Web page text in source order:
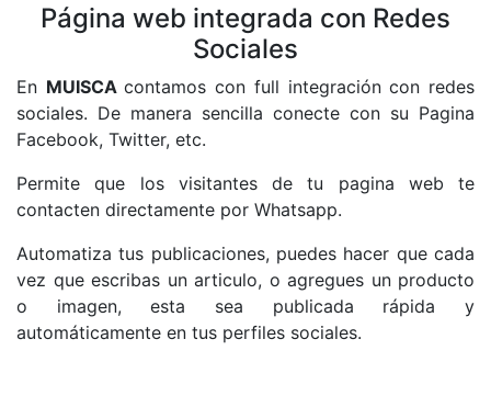
Página web integrada con Redes
Sociales
En MUISCAcontamos con full integración con redes
sociales. De manera sencilla conecte con su Pagina
Facebook, Twitter, etc.
Permite que los visitantes de tu pagina web te
contacten directamente por Whatsapp.
Automatiza tus publicaciones, puedes hacer que cada
vez que escribas un articulo, o agregues un producto
o imagen, esta sea publicada rápida y
automáticamente en tus perfiles sociales.